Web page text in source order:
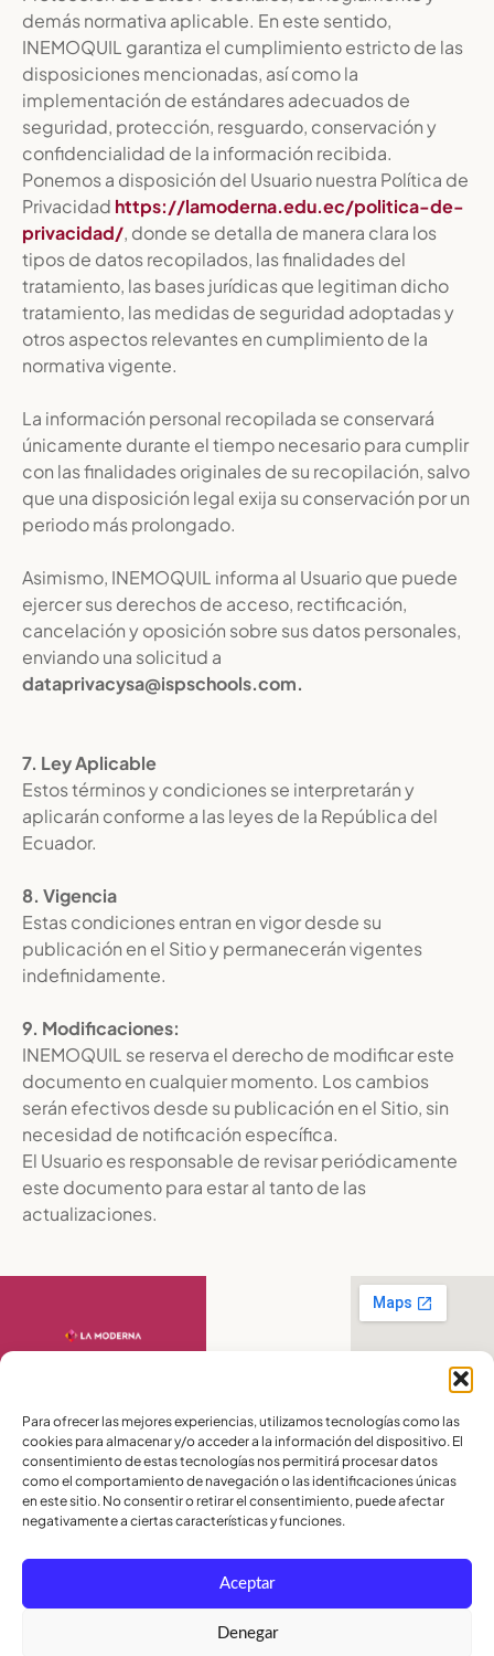
Para ofrecer las mejores experiencias, utilizamos tecnologías como las
cookies para almacenar y/o acceder a la información del dispositivo. El
consentimiento de estas tecnologías nos permitirá procesar datos
como el comportamiento de navegación o las identificaciones únicas
en este sitio. No consentir o retirar el consentimiento, puede afectar
negativamente a ciertas características y funciones.
Aceptar
Denegar
demás normativa aplicable. En este sentido,
INEMOQUIL garantiza el cumplimiento estricto de las
disposiciones mencionadas, así como la
implementación de estándares adecuados de
seguridad, protección, resguardo, conservación y
confidencialidad de la información recibida.
Ponemos a disposición del Usuario nuestra Política de
Privacidad https://lamoderna.edu.ec/politica-de-
privacidad/, donde se detalla de manera clara los
tipos de datos recopilados, las finalidades del
tratamiento, las bases jurídicas que legitiman dicho
tratamiento, las medidas de seguridad adoptadas y
otros aspectos relevantes en cumplimiento de la
normativa vigente.
La información personal recopilada se conservará
únicamente durante el tiempo necesario para cumplir
con las finalidades originales de su recopilación, salvo
que una disposición legal exija su conservación por un
periodo más prolongado.
Asimismo, INEMOQUIL informa al Usuario que puede
ejercer sus derechos de acceso, rectificación,
cancelación y oposición sobre sus datos personales,
enviando una solicitud a
dataprivacysa@ispschools.com.
7. Ley Aplicable
Estos términos y condiciones se interpretarán y
aplicarán conforme a las leyes de la República del
Ecuador.
8. Vigencia
Estas condiciones entran en vigor desde su
publicación en el Sitio y permanecerán vigentes
indefinidamente.
9. Modificaciones:
INEMOQUIL se reserva el derecho de modificar este
documento en cualquier momento. Los cambios
serán efectivos desde su publicación en el Sitio, sin
necesidad de notificación específica.
El Usuario es responsable de revisar periódicamente
este documento para estar al tanto de las
actualizaciones.
Condiciones
PBX:(04) 372 5220
Celular:099 016
2715
Celular:098 580
2370
admisiones@lamoderna.edu.ec
Km 2,5 Vía a
Samborondón.